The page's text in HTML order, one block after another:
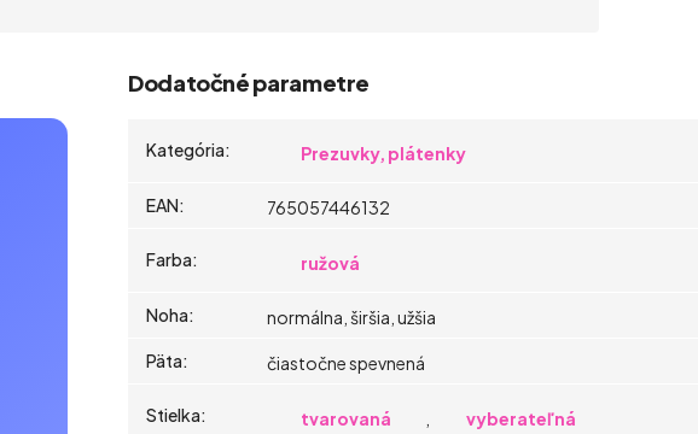
Dodatočné parametre
Kategória: Prezuvky, plátenky
EAN: 765057446132
Farba: ružová
Noha:
normálna, širšia, užšia
Päta: čiastočne spevnená
Stielka: tvarovaná vyberateľná